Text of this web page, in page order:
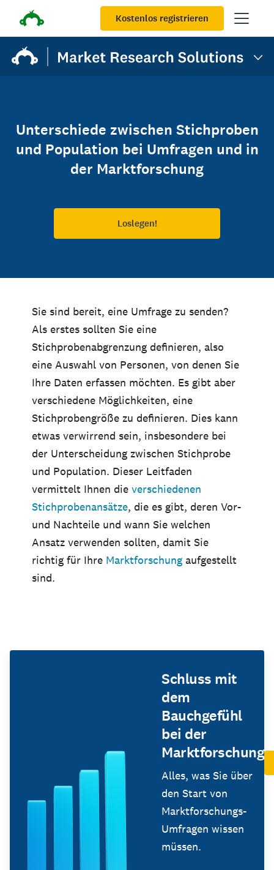
Kostenlos registrieren
Unterschiede zwischen Stichproben
und Population bei Umfragen und in
der Marktforschung
Loslegen!
Sie sind bereit, eine Umfrage zu senden?
Als erstes sollten Sie eine
Stichprobenabgrenzung definieren, also
eine Auswahl von Personen, von denen Sie
Ihre Daten erfassen möchten. Es gibt aber
verschiedene Möglichkeiten, eine
Stichprobengröße zu definieren. Dies kann
etwas verwirrend sein, insbesondere bei
der Unterscheidung zwischen Stichprobe
und Population. Dieser Leitfaden
vermittelt Ihnen die verschiedenen
Stichprobenansätze, die es gibt, deren Vor-
und Nachteile und wann Sie welchen
Ansatz verwenden sollten, damit Sie
richtig für Ihre Marktforschung aufgestellt
sind.
Schluss mit
dem
Bauchgefühl
bei der
Marktforschung
Alles, was Sie über
den Start von
Marktforschungs-
Umfragen wissen
müssen.